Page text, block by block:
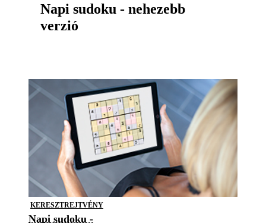
Napi sudoku - nehezebb
verzió
KERESZTREJTVÉNY
Napi sudoku -